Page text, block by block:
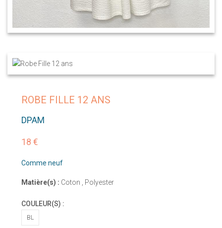
ROBE FILLE 12 ANS
DPAM
18 €
Comme neuf
Matière(s) : Coton , Polyester
COULEUR(S) :
BL